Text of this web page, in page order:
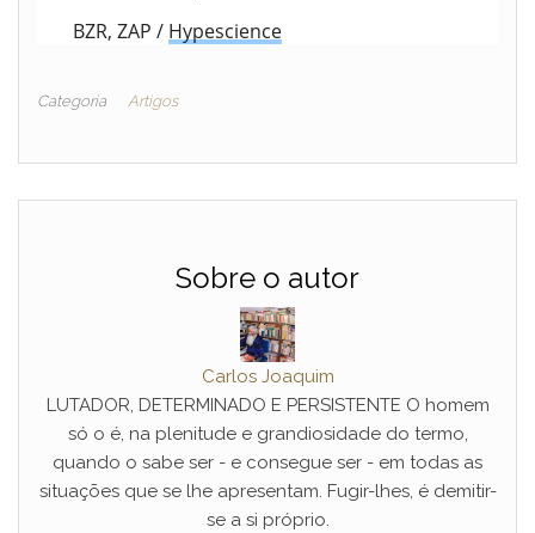
BZR, ZAP / Hypescience
Categoria Artigos
Sobre o autor
Carlos Joaquim
LUTADOR, DETERMINADO E PERSISTENTE O homem
só o é, na plenitude e grandiosidade do termo,
quando o sabe ser - e consegue ser - em todas as
situações que se lhe apresentam. Fugir-lhes, é demitir-
se a si próprio.